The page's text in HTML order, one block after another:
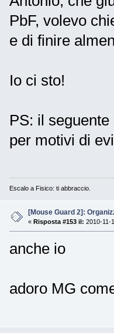
PbF, volevo
e di finire
Io ci sto!
PS: il
per motivi di
Escalo a Fisico: ti abbraccio.
[Mouse Guard 2]:
« Risposta #153 il: 2010-11-
anche io
adoro MG